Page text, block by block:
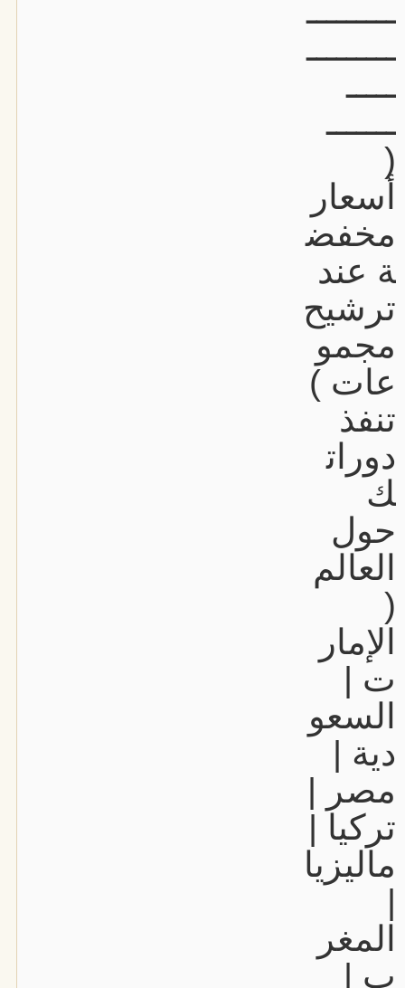
ـــــــــ
ـــــــــ
ـــــ
ـــــــ
(
أسعار
مخفض
ة عند
ترشيح
مجمو
عات )
تنفذ
دورات
ك
حول
العالم
(
الإمار
ت |
السعو
دية |
مصر |
تركيا |
ماليزيا
|
المغر
ب |